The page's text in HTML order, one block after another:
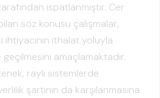
ispatlanmıştır. Cer
söz konusu çalışmalar,
ihtiyacının ithalat yoluyla
geçilmesini amaçlamaktadır.
raylı sistemlerde
şartının da karşılanmasına